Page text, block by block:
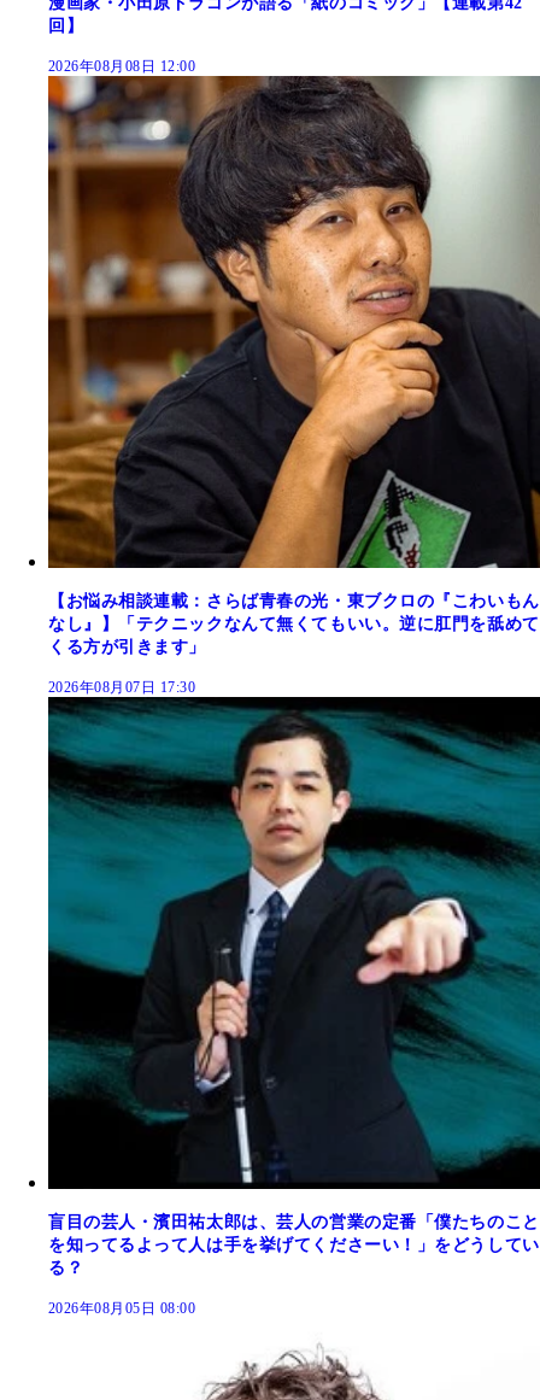
回】
2026年08月08日 12:00
【お悩み相談連載：さらば青春の光・東ブクロの『こわいもん
なし』】「テクニックなんて無くてもいい。逆に肛門を舐めて
くる方が引きます」
2026年08月07日 17:30
盲目の芸人・濱田祐太郎は、芸人の営業の定番「僕たちのこと
を知ってるよって人は手を挙げてくださーい！」をどうしてい
る？
2026年08月05日 08:00